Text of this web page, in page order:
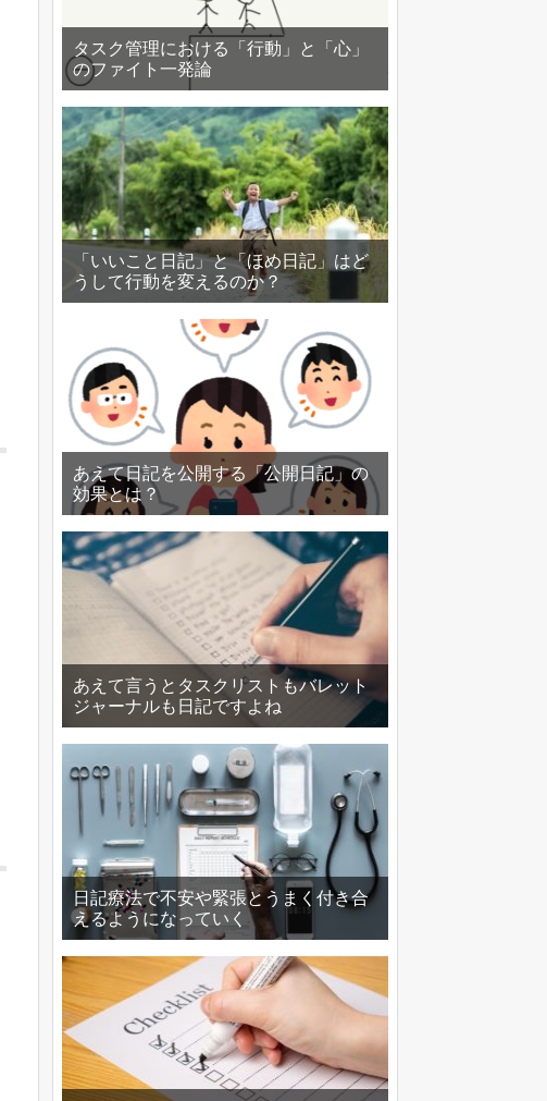
タスク管理における「行動」と「心」
のファイト一発論
「いいこと日記」と「ほめ日記」はど
うして行動を変えるのか？
あえて日記を公開する「公開日記」の
効果とは？
あえて言うとタスクリストもバレット
ジャーナルも日記ですよね
日記療法で不安や緊張とうまく付き合
えるようになっていく